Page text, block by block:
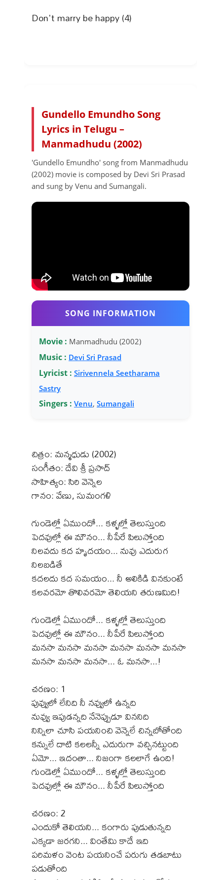
Don't marry be happy (4)
Gundello Emundho Song
Lyrics in Telugu –
Manmadhudu (2002)
'Gundello Emundho' song from Manmadhudu
(2002) movie is composed by Devi Sri Prasad
and sung by Venu and Sumangali.
SONG INFORMATION
Movie : Manmadhudu (2002)
Music : Devi Sri Prasad
Lyricist : Sirivennela Seetharama
Sastry
Singers : Venu, Sumangali
చిత్రం: మన్మధుడు (2002)
సంగీతం: దేవి శ్రీ ప్రసాద్
సాహిత్యం: సిరి వెన్నెల
గానం: వేణు, సుమంగళి
గుండెల్లో ఏముందో... కళ్ళల్లో తెలుస్తుంది
పెదవుల్లో ఈ మౌనం... నీపేరే పిలుస్తోంది
నిలవదు కద హృదయం... నువు ఎదురుగ
నిలబడితే
కదలదు కద సమయం... నీ అలికిడి వినకుంటే
కలవరమో తొలివరమో తెలియని తరుణమిది!
గుండెల్లో ఏముందో... కళ్ళల్లో తెలుస్తుంది
పెదవుల్లో ఈ మౌనం... నీపేరే పిలుస్తోంది
మనసా మనసా మనసా మనసా మనసా మనసా
మనసా మనసా మనసా... ఓ మనసా...!
చరణం: 1
పువ్వులో లేనిది నీ నవ్వులో ఉన్నది
నువ్వు ఇపుడన్నది నేనెప్పుడూ విననిది
నిన్నిలా చూసి పయనించి వెన్నెలే చిన్నబోతోంది
కన్నులే దాటి కలలన్నీ ఎదురుగా వచ్చినట్టుంది
ఏమో... ఇదంతా... నిజంగా కలలాగే ఉంది!
గుండెల్లో ఏముందో... కళ్ళల్లో తెలుస్తుంది
పెదవుల్లో ఈ మౌనం... నీపేరే పిలుస్తోంది
చరణం: 2
ఎందుకో తెలియని... కంగారు పుడుతున్నది
ఎక్కడా జరగని... వింతేమి కాదే ఇది
పరిమళం వెంట పయనించే పరుగు తడబాటు
పడుతోంది